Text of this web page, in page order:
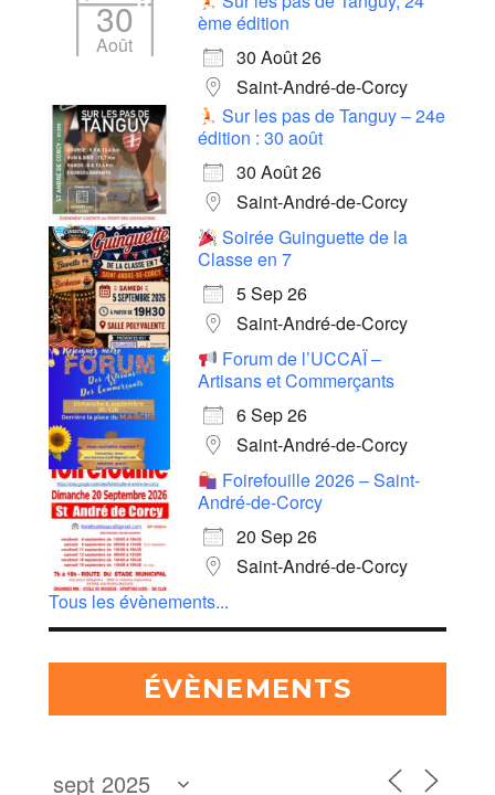
30
Août
ème édition
30 Août 26
Saint-André-de-Corcy
Sur les pas de Tanguy – 24e
édition : 30 août
30 Août 26
Saint-André-de-Corcy
Soirée Guinguette de la
Classe en 7
5 Sep 26
Saint-André-de-Corcy
Forum de l’UCCAÏ –
Artisans et Commerçants
6 Sep 26
Saint-André-de-Corcy
Foirefouille 2026 – Saint-
André-de-Corcy
20 Sep 26
Saint-André-de-Corcy
Tous les évènements...
ÉVÈNEMENTS